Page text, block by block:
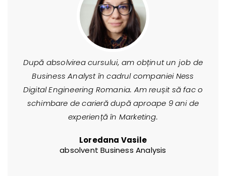
După absolvirea cursului, am obținut un job de
Business Analyst în cadrul companiei Ness
Digital Engineering Romania. Am reușit să fac o
schimbare de carieră după aproape 9 ani de
experiență în Marketing.
Loredana Vasile
absolvent Business Analysis